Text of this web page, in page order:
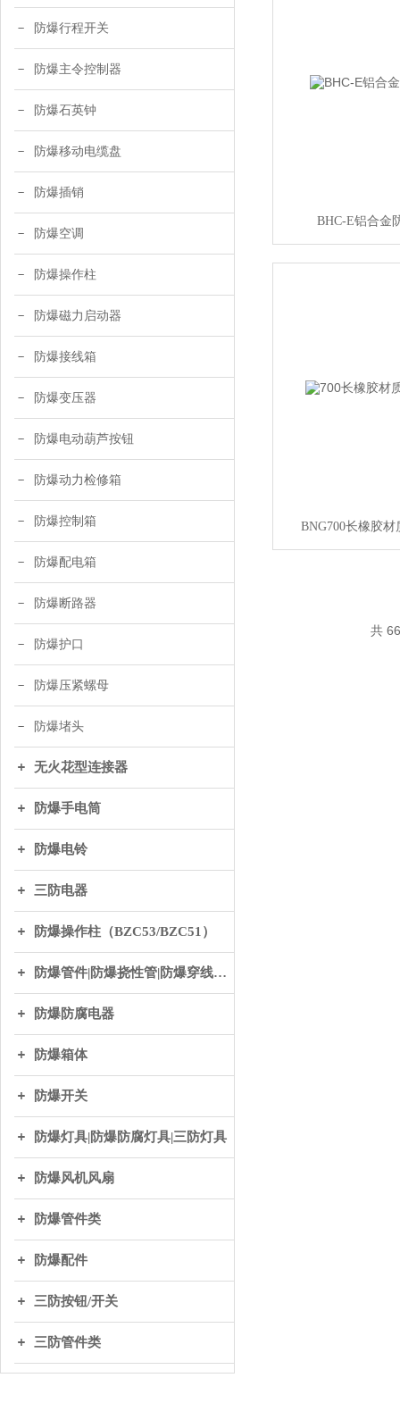
防爆行程开关
防爆主令控制器
防爆石英钟
防爆移动电缆盘
防爆插销
防爆空调
防爆操作柱
防爆磁力启动器
防爆接线箱
防爆变压器
防爆电动葫芦按钮
防爆动力检修箱
防爆控制箱
防爆配电箱
防爆断路器
防爆护口
防爆压紧螺母
防爆堵头
无火花型连接器
防爆手电筒
防爆电铃
三防电器
防爆操作柱（BZC53/BZC51）
防爆管件|防爆挠性管|防爆穿线盒|防爆接线盒|防爆电缆夹紧接头
防爆防腐电器
防爆箱体
防爆开关
防爆灯具|防爆防腐灯具|三防灯具
防爆风机风扇
防爆管件类
防爆配件
三防按钮/开关
三防管件类
BHC-E铝合金
BNG700长橡胶
共